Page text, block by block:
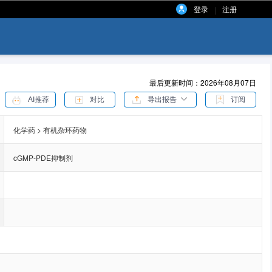
登录 | 注册
最后更新时间：2026年08月07日
AI推荐 对比 导出报告 订阅
化学药 > 有机杂环药物
cGMP-PDE抑制剂